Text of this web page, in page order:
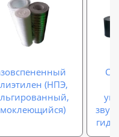
(НПЭ,